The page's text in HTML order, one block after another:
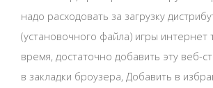
надо расходовать за загрузку
(установочного файла) игры интернет
время, достаточно добавить эту веб-
в закладки броузера, Добавить в